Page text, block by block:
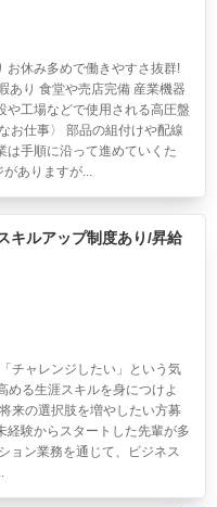
お休み多めで働きやすさ抜群!
あり 食堂や売店完備 産業機器
や工場などで使用される高圧盤
お仕事〉 部品の組付けや配線
は手順に沿って進めていくた
ありますが...
キルアップ制度あり/昇給
チャレンジしたい」という気
める生涯スキルを身につけよ
来の選択肢を増やしたい方募
経験からスタートした先輩が多
ョン業務を通じて、ビジネス